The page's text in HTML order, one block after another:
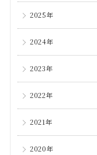
2025年
2024年
2023年
2022年
2021年
2020年